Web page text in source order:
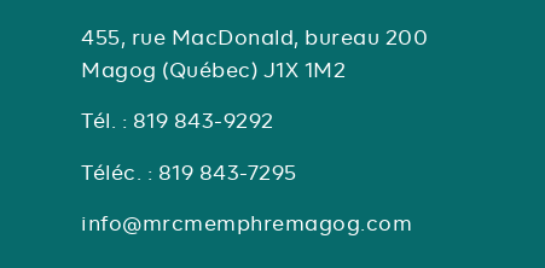
455, rue MacDonald, bureau 200
Magog (Québec) J1X 1M2
Tél. : 819 843-9292
Téléc. : 819 843-7295
info@mrcmemphremagog.com